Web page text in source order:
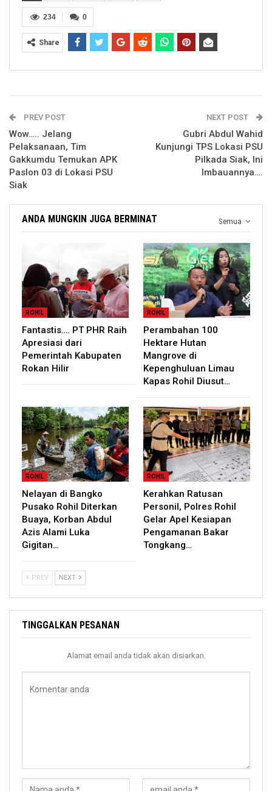
0
234
Share
PREV POST
Wow….. Jelang
Pelaksanaan, Tim
Gakkumdu Temukan APK
Paslon 03 di Lokasi PSU
Siak
NEXT POST
Gubri Abdul Wahid
Kunjungi TPS Lokasi PSU
Pilkada Siak, Ini
Imbauannya….
Semua
ANDA MUNGKIN JUGA BERMINAT
ROHIL
Fantastis…. PT PHR Raih
Apresiasi dari
Pemerintah Kabupaten
Rokan Hilir
ROHIL
Perambahan 100
Hektare Hutan
Mangrove di
Kepenghuluan Limau
Kapas Rohil Diusut…
ROHIL
Nelayan di Bangko
Pusako Rohil Diterkan
Buaya, Korban Abdul
Azis Alami Luka
Gigitan…
ROHIL
Kerahkan Ratusan
Personil, Polres Rohil
Gelar Apel Kesiapan
Pengamanan Bakar
Tongkang…
PREV NEXT
TINGGALKAN PESANAN
Alamat email anda tidak akan disiarkan.